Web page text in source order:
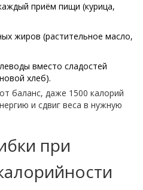
приём пищи (курица,
жиров (растительное масло,
вместо сладостей
хлеб).
баланс, даже 1500 калорий
и сдвиг веса в нужную
при